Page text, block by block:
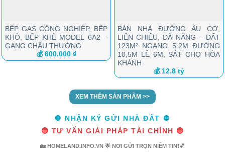
BẾP GAS CÔNG NGHIỆP, BẾP
KHÒ, BẾP KHÈ MODEL 6A2 –
GANG CHẤU THƯỜNG
💰 600.000 ₫
BÁN NHÀ ĐƯỜNG ÂU CƠ,
LIÊN CHIỂU, ĐÀ NẴNG – ĐẤT
123M² NGANG 5.2M ĐƯỜNG
10,5M LỀ 6M, SÁT CHỢ HÒA
KHÁNH
💰 12.8 tỷ
XEM THÊM SẢN PHẨM >>
🔘 NHẬN KÝ GỬI NHÀ ĐẤT 🔘
🔵 TƯ VẤN GIẢI PHÁP TÀI CHÍNH 🔵
🏡 HOMELAND.INFO.VN 🌟 NƠI GỬI TRỌN NIỀM TIN❗💕